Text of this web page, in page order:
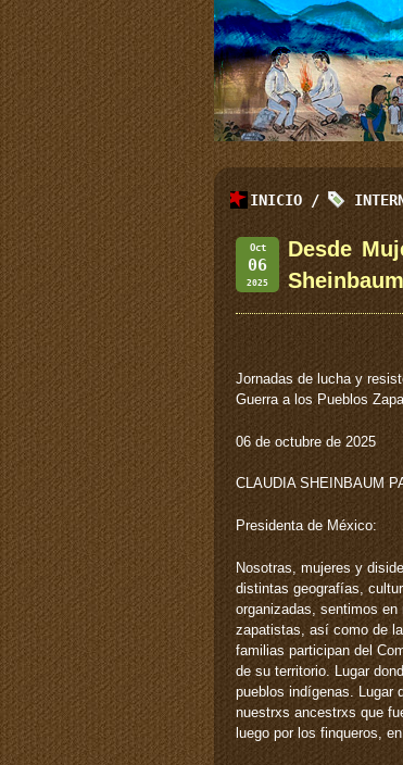
INICIO /
Oct
06
2025
Desde
Sheinbaum
Jornadas de lucha y
Guerra a los Pueblos
06 de octubre de 2025
CLAUDIA SHEINBAUM
Presidenta de México:
Nosotras, mujeres y
distintas geografías,
organizadas, sentimos
zapatistas, así como de
familias participan del
de su territorio. Lugar
pueblos indígenas. Lugar
nuestrxs ancestrxs que
luego por los finqueros,